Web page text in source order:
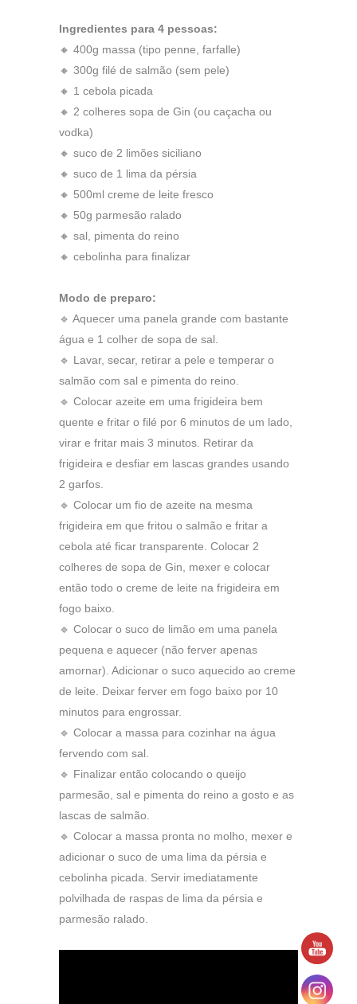
Ingredientes para 4 pessoas:
🔸 400g massa (tipo penne, farfalle)
🔸 300g filé de salmão (sem pele)
🔸 1 cebola picada
🔸 2 colheres sopa de Gin (ou caçacha ou
vodka)
🔸 suco de 2 limões siciliano
🔸 suco de 1 lima da pérsia
🔸 500ml creme de leite fresco
🔸 50g parmesão ralado
🔸 sal, pimenta do reino
🔸 cebolinha para finalizar
Modo de preparo:
🔹 Aquecer uma panela grande com bastante
água e 1 colher de sopa de sal.
🔹 Lavar, secar, retirar a pele e temperar o
salmão com sal e pimenta do reino.
🔹 Colocar azeite em uma frigideira bem
quente e fritar o filé por 6 minutos de um lado,
virar e fritar mais 3 minutos. Retirar da
frigideira e desfiar em lascas grandes usando
2 garfos.
🔹 Colocar um fio de azeite na mesma
frigideira em que fritou o salmão e fritar a
cebola até ficar transparente. Colocar 2
colheres de sopa de Gin, mexer e colocar
então todo o creme de leite na frigideira em
fogo baixo.
🔹 Colocar o suco de limão em uma panela
pequena e aquecer (não ferver apenas
amornar). Adicionar o suco aquecido ao creme
de leite. Deixar ferver em fogo baixo por 10
minutos para engrossar.
🔹 Colocar a massa para cozinhar na água
fervendo com sal.
🔹 Finalizar então colocando o queijo
parmesão, sal e pimenta do reino a gosto e as
lascas de salmão.
🔹 Colocar a massa pronta no molho, mexer e
adicionar o suco de uma lima da pérsia e
cebolinha picada. Servir imediatamente
polvilhada de raspas de lima da pérsia e
parmesão ralado.